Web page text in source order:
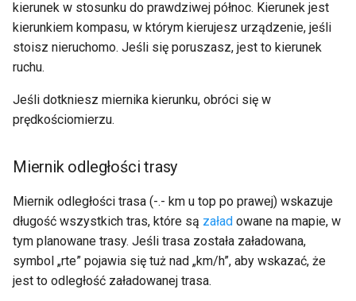
kierunek w stosunku do prawdziwej północ. Kierunek jest
kierunkiem kompasu, w którym kierujesz urządzenie, jeśli
stoisz nieruchomo. Jeśli się poruszasz, jest to kierunek
ruchu.
Jeśli dotkniesz miernika kierunku, obróci się w
prędkościomierzu.
Miernik odległości trasy
Miernik odległości trasa (-.- km u top po prawej) wskazuje
długość wszystkich tras, które są załad owane na mapie, w
tym planowane trasy. Jeśli trasa została załadowana,
symbol „rte” pojawia się tuż nad „km/h”, aby wskazać, że
jest to odległość załadowanej trasa.